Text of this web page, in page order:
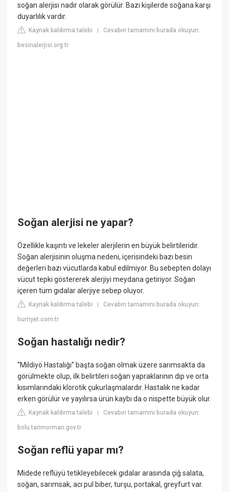
soğan alerjisi nadir olarak görülür. Bazı kişilerde soğana karşı
duyarlılık vardır.
Kaynak kaldırma talebi |Cevabın tamamını burada okuyun:
besinalerjisi.org.tr
Soğan alerjisi ne yapar?
Özellikle kaşıntı ve lekeler alerjilerin en büyük belirtileridir.
Soğan alerjisinin oluşma nedeni, içerisindeki bazı besin
değerleri bazı vücutlarda kabul edilmiyor. Bu sebepten dolayı
vücut tepki göstererek alerjiyi meydana getiriyor. Soğan
içeren tüm gıdalar alerjiye sebep oluyor.
Kaynak kaldırma talebi |Cevabın tamamını burada okuyun:
hurriyet.com.tr
Soğan hastalığı nedir?
''Mildiyö Hastalığı'' başta soğan olmak üzere sarımsakta da
görülmekte olup, ilk belirtileri soğan yapraklarının dip ve orta
kısımlarındaki klorotik çukurlaşmalardır. Hastalık ne kadar
erken görülür ve yayılırsa ürün kaybı da o nispette büyük olur.
Kaynak kaldırma talebi |Cevabın tamamını burada okuyun:
bolu.tarimorman.gov.tr
Soğan reflü yapar mı?
Midede reflüyü tetikleyebilecek gıdalar arasında çiğ salata,
soğan, sarımsak, acı pul biber, turşu, portakal, greyfurt var.